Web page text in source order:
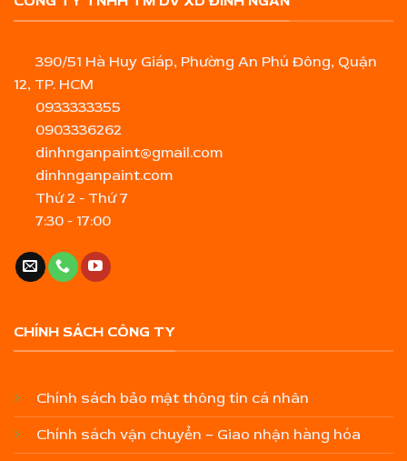
390/51 Hà Huy Giáp, Phường An Phú Đông, Quận
12, TP. HCM
0933333355
0903336262
dinhnganpaint@gmail.com
dinhnganpaint.com
Thứ 2 - Thứ 7
7:30 - 17:00
CHÍNH SÁCH CÔNG TY
Chính sách bảo mật thông tin cá nhân
Chính sách vận chuyển – Giao nhận hàng hóa